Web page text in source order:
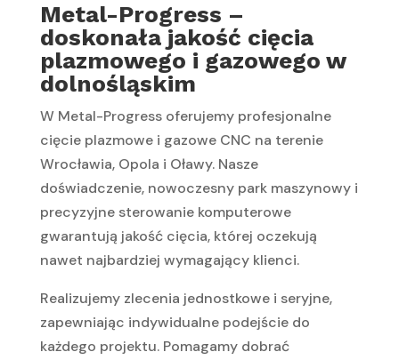
Metal-Progress –
doskonała jakość cięcia
plazmowego i gazowego w
dolnośląskim
W Metal-Progress oferujemy profesjonalne
cięcie plazmowe i gazowe CNC na terenie
Wrocławia, Opola i Oławy. Nasze
doświadczenie, nowoczesny park maszynowy i
precyzyjne sterowanie komputerowe
gwarantują jakość cięcia, której oczekują
nawet najbardziej wymagający klienci.
Realizujemy zlecenia jednostkowe i seryjne,
zapewniając indywidualne podejście do
każdego projektu. Pomagamy dobrać